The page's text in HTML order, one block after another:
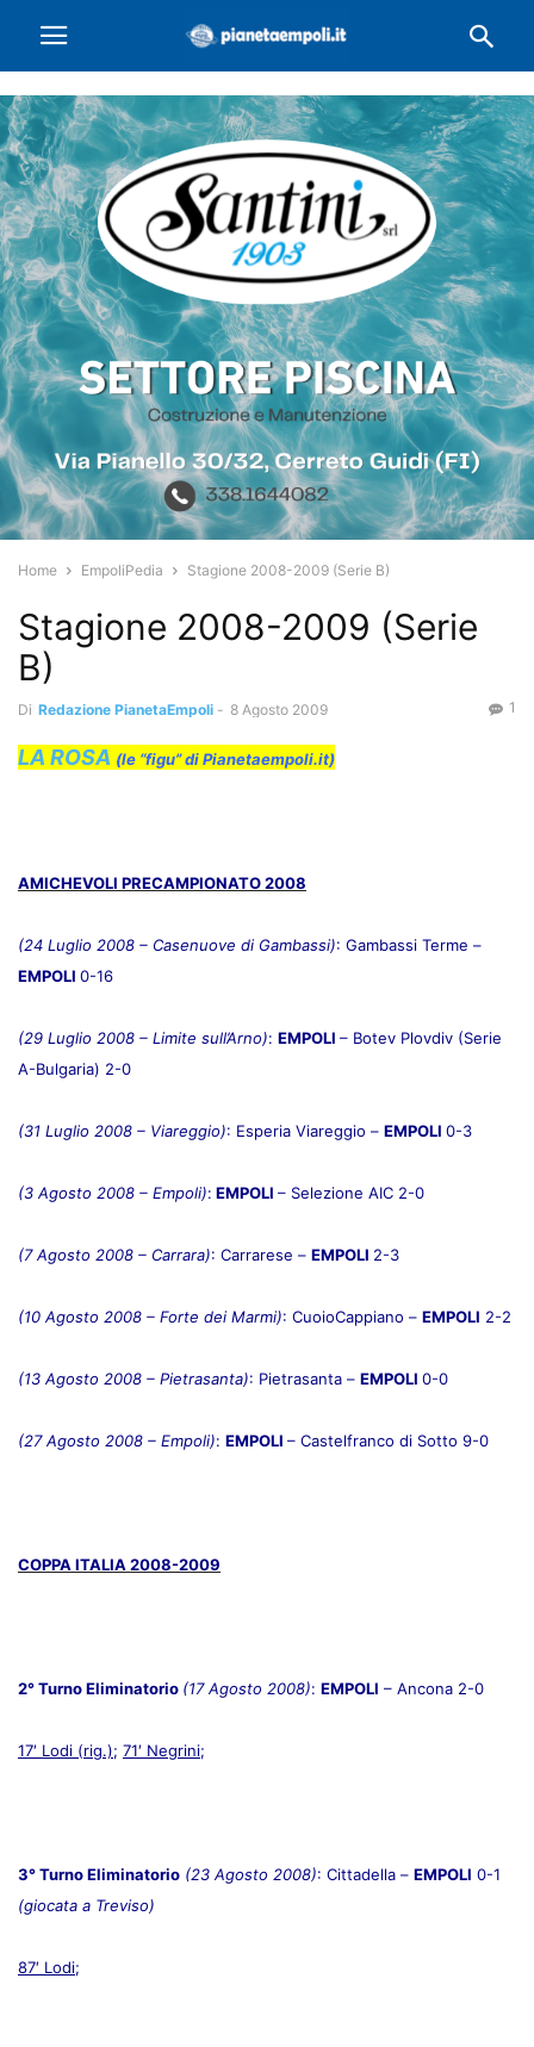
Home EmpoliPedia Stagione 2008-2009 (Serie B)
Stagione 2008-2009 (Serie
B)
Di Redazione PianetaEmpoli - 8 Agosto 2009 1
LA ROSA (le “figu” di Pianetaempoli.it)
AMICHEVOLI PRECAMPIONATO 2008
(24 Luglio 2008 – Casenuove di Gambassi): Gambassi Terme –
EMPOLI 0-16
(29 Luglio 2008 – Limite sull’Arno): EMPOLI – Botev Plovdiv (Serie
A-Bulgaria) 2-0
(31 Luglio 2008 – Viareggio): Esperia Viareggio – EMPOLI 0-3
(3 Agosto 2008 – Empoli): EMPOLI – Selezione AIC 2-0
(7 Agosto 2008 – Carrara): Carrarese – EMPOLI 2-3
(10 Agosto 2008 – Forte dei Marmi): CuoioCappiano – EMPOLI 2-2
(13 Agosto 2008 – Pietrasanta): Pietrasanta – EMPOLI 0-0
(27 Agosto 2008 – Empoli): EMPOLI – Castelfranco di Sotto 9-0
COPPA ITALIA 2008-2009
2° Turno Eliminatorio (17 Agosto 2008): EMPOLI – Ancona 2-0
17′ Lodi (rig.); 71′ Negrini;
3° Turno Eliminatorio (23 Agosto 2008): Cittadella – EMPOLI 0-1
(giocata a Treviso)
87′ Lodi;